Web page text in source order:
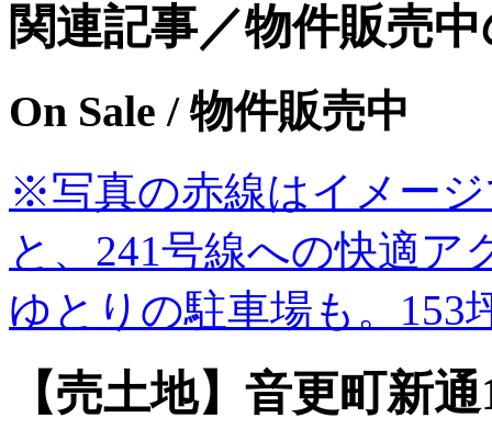
関連記事／物件販売
On Sale / 物件販売中
※写真の赤線はイメー
と、241号線への快適ア
ゆとりの駐車場も。
【売土地】音更町新